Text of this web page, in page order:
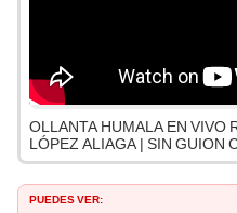
OLLANTA HUMALA EN VIVO
LÓPEZ ALIAGA | SIN GUION
PUEDES VER: